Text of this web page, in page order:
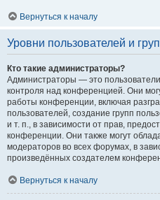
Вернуться к началу
Уровни пользователей и
Кто такие администраторы?
Администраторы — это
контроля над конференцией. Они
работы конференции, включая
пользователей, создание групп
и т. п., в зависимости от прав,
конференции. Они также могут
модераторов во всех форумах, в
произведённых создателем
Вернуться к началу